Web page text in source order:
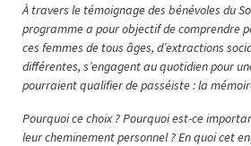
À travers le témoignage des bénévoles du
programme a pour objectif de comprendre
ces femmes de tous âges, d’extractions
différentes, s’engagent au quotidien pour
pourraient qualifier de passéiste : la
Pourquoi ce choix ? Pourquoi est-ce
leur cheminement personnel ? En quoi cet